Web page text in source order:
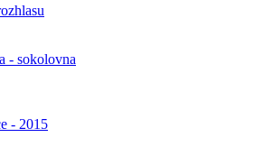
- sokolovna
- 2015